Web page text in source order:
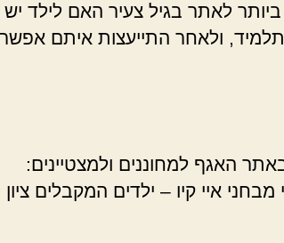
לאתר בגיל צעיר האם לילד יש
ולאחר התייעצות איתם
האגף למחוננים ולמצטיינים: